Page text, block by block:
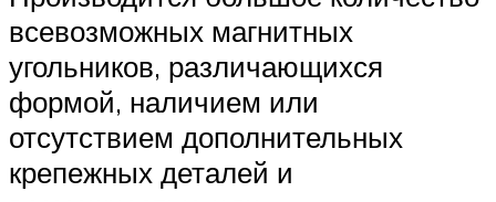
всевозможных магнитных
угольников, различающихся
формой, наличием или
отсутствием дополнительных
крепежных деталей и